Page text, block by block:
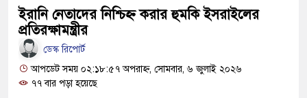
প্রধানমন্ত্রী তারেক রহমান
আদালত
ইরানি নেতাদের নিশ্চিহ্ন করার হুমকি ইসরাইলের
প্রতিরক্ষামন্ত্রীর
ডেস্ক রিপোর্ট
আপডেট সময় ০২:১৮:৫৭ অপরাহ্ন, সোমবার, ৬ জুলাই ২০২৬
৭৭ বার পড়া হয়েছে